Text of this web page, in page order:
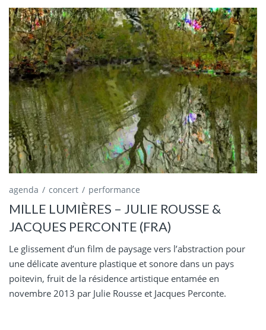
agenda concert performance
MILLE LUMIÈRES – JULIE ROUSSE &
JACQUES PERCONTE (FRA)
Le glissement d’un film de paysage vers l’abstraction pour
une délicate aventure plastique et sonore dans un pays
poitevin, fruit de la résidence artistique entamée en
novembre 2013 par Julie Rousse et Jacques Perconte.